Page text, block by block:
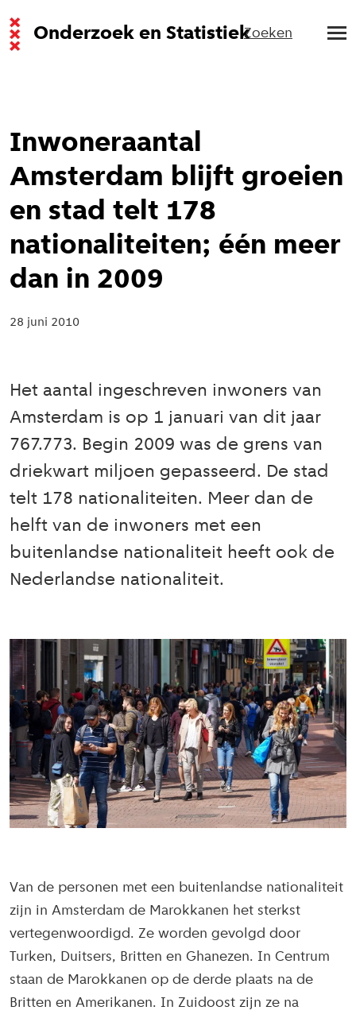
Onderzoek en StatistiekZoeken
Inwoneraantal
Amsterdam blijft groeien
en stad telt 178
nationaliteiten; één meer
dan in 2009
28 juni 2010
Het aantal ingeschreven inwoners van
Amsterdam is op 1 januari van dit jaar
767.773. Begin 2009 was de grens van
driekwart miljoen gepasseerd. De stad
telt 178 nationaliteiten. Meer dan de
helft van de inwoners met een
buitenlandse nationaliteit heeft ook de
Nederlandse nationaliteit.
Van de personen met een buitenlandse nationaliteit
zijn in Amsterdam de Marokkanen het sterkst
vertegenwoordigd. Ze worden gevolgd door
Turken, Duitsers, Britten en Ghanezen. In Centrum
staan de Marokkanen op de derde plaats na de
Britten en Amerikanen. In Zuidoost zijn ze na